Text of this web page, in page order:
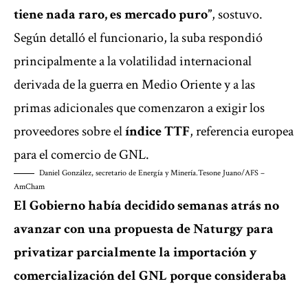
tiene nada raro, es mercado puro”, sostuvo.
Según detalló el funcionario, la suba respondió
principalmente a la volatilidad internacional
derivada de la guerra en Medio Oriente y a las
primas adicionales que comenzaron a exigir los
proveedores sobre elíndice TTF, referencia europea
para el comercio de GNL.
Daniel González, secretario de Energía y Minería.Tesone Juano/AFS –
AmCham
El Gobierno había decidido semanas atrás no
avanzar con una propuesta de Naturgy para
privatizar parcialmente la importación y
comercialización del GNL porque consideraba